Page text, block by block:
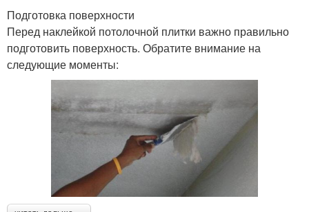
Подготовка поверхности
Перед наклейкой потолочной плитки важно правильно
подготовить поверхность. Обратите внимание на
следующие моменты: